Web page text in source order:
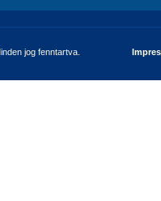
jog fenntartva.